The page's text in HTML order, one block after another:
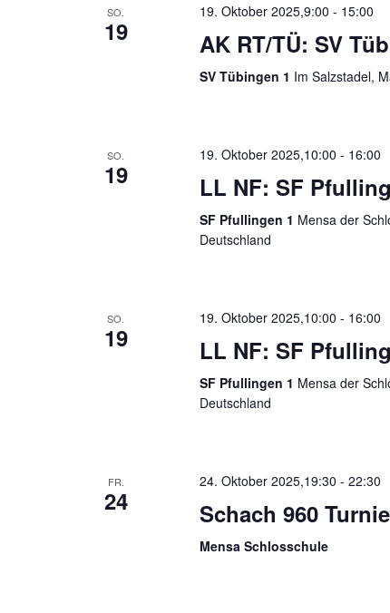
SO.
19
19. Oktober 2025,9:00 - 15:00
AK RT/TÜ: SV
SV Tübingen 1 Im Salzstadel,
SO.
19
19. Oktober 2025,10:00 - 16:00
LL NF: SF
SF Pfullingen 1 Mensa der
Deutschland
SO.
19
19. Oktober 2025,10:00 - 16:00
LL NF: SF
SF Pfullingen 1 Mensa der
Deutschland
FR.
24
24. Oktober 2025,19:30 - 22:30
Schach 960
Mensa Schlosschule